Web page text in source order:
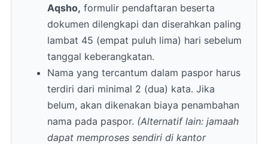
Aqsho, formulir pendaftaran beserta
dokumen dilengkapi dan diserahkan paling
lambat 45 (empat puluh lima) hari sebelum
tanggal keberangkatan.
Nama yang tercantum dalam paspor harus
terdiri dari minimal 2 (dua) kata. Jika
belum, akan dikenakan biaya penambahan
nama pada paspor. (Alternatif lain: jamaah
dapat memproses sendiri di kantor